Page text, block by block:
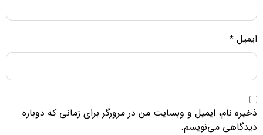
ایمیل *
ذخیره نام، ایمیل و وبسایت من در مرورگر برای زمانی که دوباره
دیدگاهی می‌نویسم.